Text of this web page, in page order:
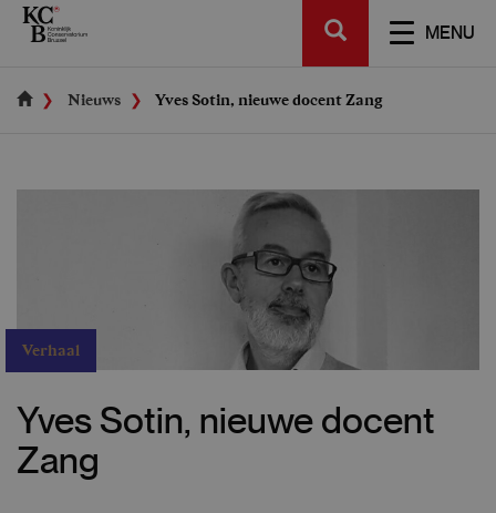
Skip
MENU
SEARCH
Nieuws Yves Sotin, nieuwe docent Zang
Verhaal
Yves Sotin, nieuwe docent
Zang